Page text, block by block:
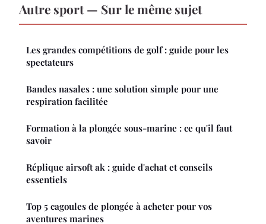
Autre sport — Sur le même sujet
Les grandes compétitions de golf : guide pour les
spectateurs
Bandes nasales : une solution simple pour une
respiration facilitée
Formation à la plongée sous-marine : ce qu'il faut
savoir
Réplique airsoft ak : guide d'achat et conseils
essentiels
Top 5 cagoules de plongée à acheter pour vos
aventures marines